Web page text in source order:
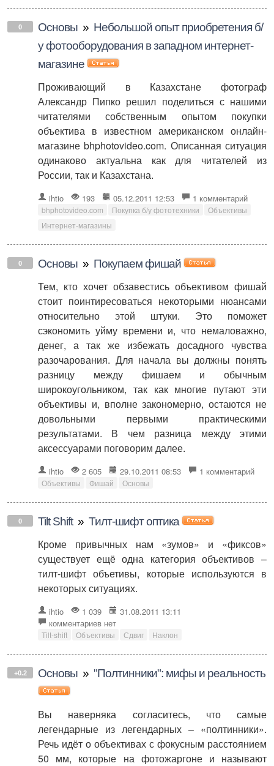
0 Основы » Небольшой опыт приобретения б/
у фотооборудования в западном интернет-
магазине
Проживающий в Казахстане фотограф
Александр Пипко решил поделиться с нашими
читателями собственным опытом покупки
объектива в известном американском онлайн-
магазине bhphotovideo.com. Описанная ситуация
одинаково актуальна как для читателей из
России, так и Казахстана.
ihtio 193 05.12.2011 12:53 1 комментарий
bhphotovideo.com Покупка б/у фототехники
Объективы
Интернет-магазины
0 Основы » Покупаем фишай
Тем, кто хочет обзавестись объективом фишай
стоит поинтиресоваться некоторыми нюансами
относительно этой штуки. Это поможет
сэкономить уйму времени и, что немаловажно,
денег, а так же избежать досадного чувства
разочарования. Для начала вы должны понять
разницу между фишаем и обычным
широкоугольником, так как многие путают эти
объективы и, вполне закономерно, остаются не
довольными первыми практическими
результатами. В чем разница между этими
аксессуарами поговорим далее.
ihtio 2 605 29.10.2011 08:53 1 комментарий
Объективы Фишай Основы
0 Tilt Shift » Тилт-шифт оптика
Кроме привычных нам «зумов» и «фиксов»
существует ещё одна категория объективов –
тилт-шифт объетивы, которые используются в
некоторых ситуациях.
ihtio 1 039
31.08.2011 13:11
комментариев нет
Tilt-shift Объективы Сдвиг Наклон
+0.2 Основы » "Полтинники": мифы и реальность
Вы наверняка согласитесь, что самые
легендарные из легендарных – «полтинники».
Речь идёт о объективах с фокусным расстоянием
50 мм, которые на фотожаргоне и называют